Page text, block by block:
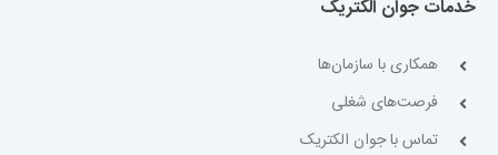
خدمات جوان الکتریک
همکاری با سازمان‌ها
فرصت‌های شغلی
تماس با جوان الکتریک